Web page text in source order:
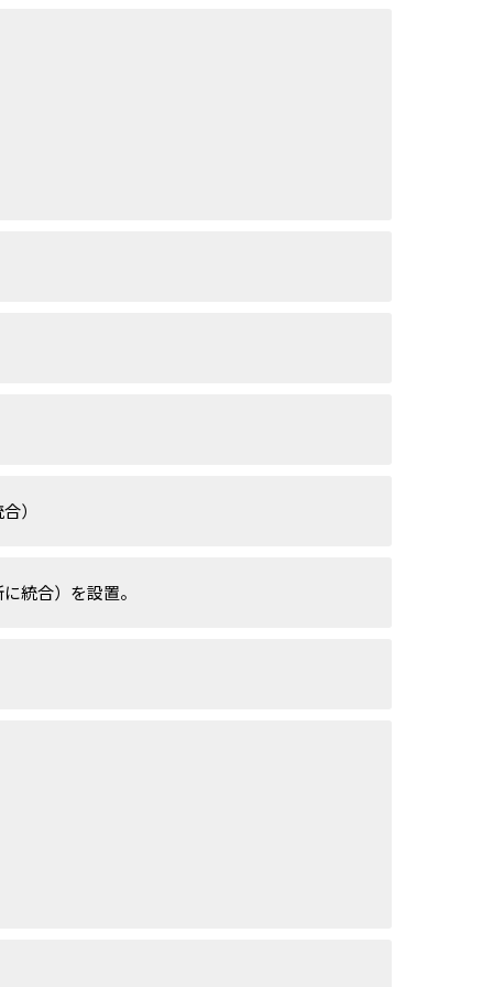
）
統合）を設置。